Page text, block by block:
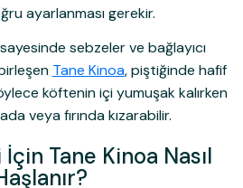
ayarlanması gerekir.
sebzeler ve bağlayıcı
Tane Kinoa, piştiğinde hafif
köftenin içi yumuşak kalırken
veya fırında kızarabilir.
Tane Kinoa Nasıl